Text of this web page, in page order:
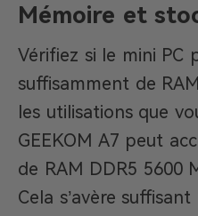
Mémoire et
Vérifiez si le mini PC
suffisamment de
les utilisations que
GEEKOM A7 peut
de RAM DDR5 5600
Cela s’avère